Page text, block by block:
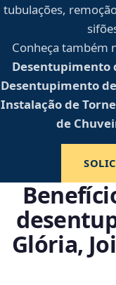
tubulações,
Conheça também
Desentupimento
Desentupimento
Instalação de
de
Glória,